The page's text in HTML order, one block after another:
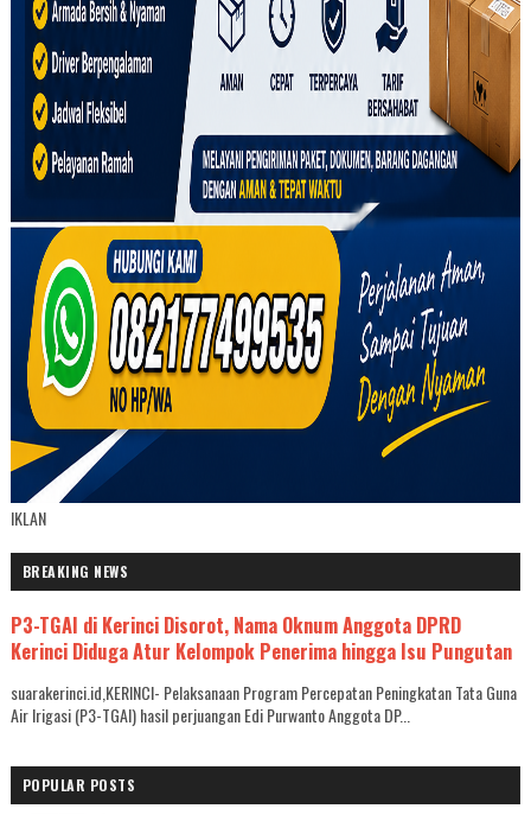
IKLAN
BREAKING NEWS
P3-TGAI di Kerinci Disorot, Nama Oknum Anggota DPRD
Kerinci Diduga Atur Kelompok Penerima hingga Isu Pungutan
suarakerinci.id,KERINCI- Pelaksanaan Program Percepatan Peningkatan Tata Guna
Air Irigasi (P3-TGAI) hasil perjuangan Edi Purwanto Anggota DP...
POPULAR POSTS